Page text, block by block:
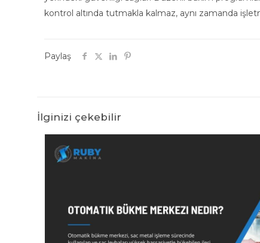
kontrol altında tutmakla kalmaz, aynı zamanda
Paylaş
İlginizi çekebilir